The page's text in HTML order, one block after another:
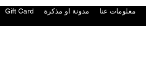
Gift Card مدونة او مذكرة معلومات عنا